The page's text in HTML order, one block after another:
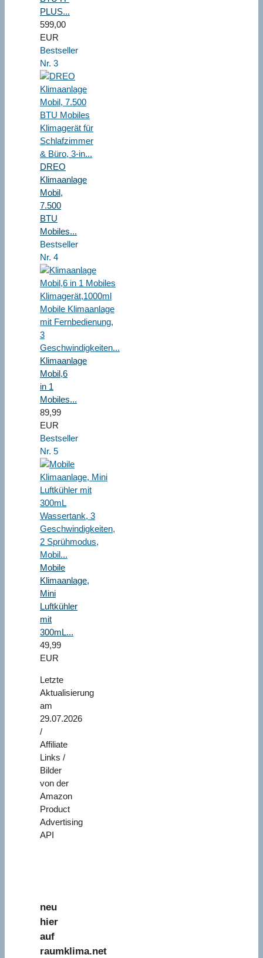
PLUS...
599,00
EUR
Bestseller
Nr. 3
DREO
Klimaanlage
Mobil,
7.500
BTU
Mobiles...
Bestseller
Nr. 4
Klimaanlage
Mobil,6
in 1
Mobiles...
89,99
EUR
Bestseller
Nr. 5
Mobile
Klimaanlage,
Mini
Luftkühler
mit
300mL...
49,99
EUR
Letzte
Aktualisierung
am
29.07.2026
/
Affiliate
Links /
Bilder
von der
Amazon
Product
Advertising
API
neu
hier
auf
raumklima.net